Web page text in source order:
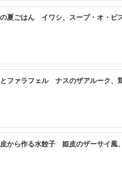
夏ごはん イワシ、スープ・オ・ピ
ファラフェル ナスのザアルーク、
から作る水餃子 姫皮のザーサイ風